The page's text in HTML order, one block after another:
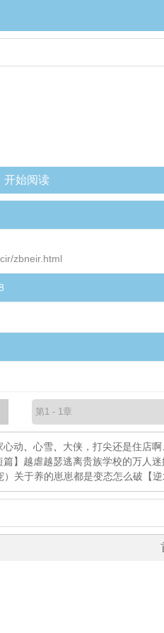
开始阅读
zbneir.html
心动 心雪 大侠，打尖还是住店啊
篇】越虐越瑟逃离贵族学校的万人迷
关于养的崽崽都是变态怎么破 【